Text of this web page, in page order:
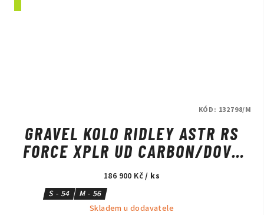
GRAVEL KOLO RIDLEY ASTR RS
FORCE XPLR UD CARBON/DOVE
GREY
186 900 Kč/ ks
S - 54
M - 56
Skladem u dodavatele
KÓD: 132798/M